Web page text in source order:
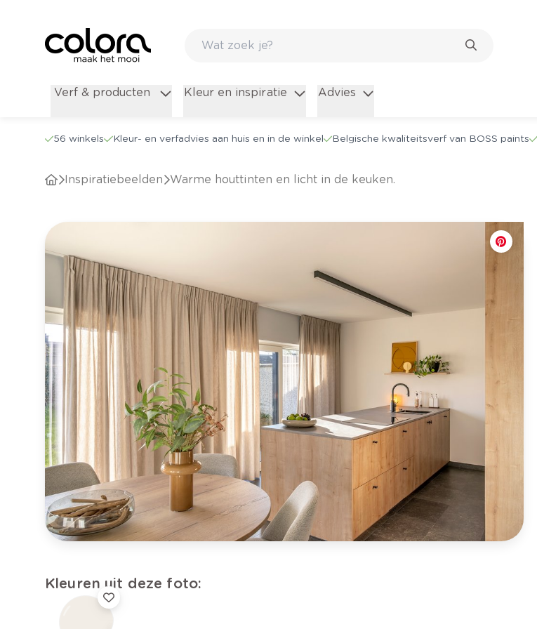
Verf & producten Kleur en inspiratie Advies
56 winkels Kleur- en verfadvies aan huis en in de winkel Belgische kwaliteitsverf van BOSS paints
Inspiratiebeelden Warme houttinten en licht in de keuken.
Kleuren uit deze foto: